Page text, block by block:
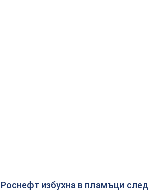
избухна в пламъци след